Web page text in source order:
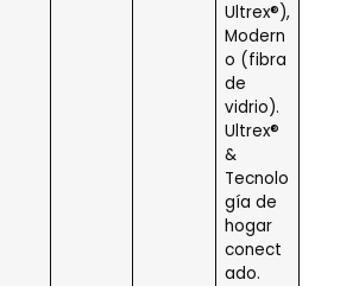
Ultrex®),
Modern
o (fibra
de
vidrio).
Ultrex®
&
Tecnolo
gía de
hogar
conect
ado.